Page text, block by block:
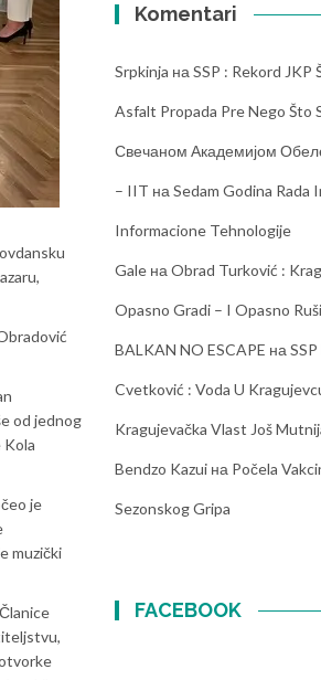
od jednog
Kola
je
muzički
Komentari
Srpkinja на SSP : Rekord JKP
Asfalt Propada Pre Nego Što
Свечаном Академијом
– IIT на Sedam Godina Rada
Informacione Tehnologije
Gale на Obrad Turković :
Opasno Gradi – I Opasno Ruši
BALKAN NO ESCAPE на
Cvetković : Voda U
Kragujevačka Vlast Još
Bendzo Kazui на Počela
Sezonskog Gripa
FACEBOOK